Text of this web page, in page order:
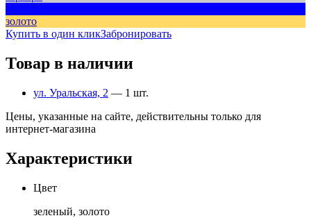
золото
Купить в один кликЗабронировать
Товар в наличии
ул. Уральская, 2 — 1 шт.
Цены, указанные на сайте, действительны только для
интернет-магазина
Характеристики
Цвет
зеленый, золото